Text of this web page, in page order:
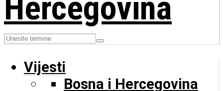
Vijesti
Bosna i Hercegovina